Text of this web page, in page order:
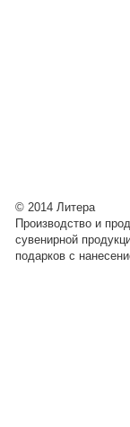
© 2014 Литера
Производство и
сувенирной
подарков с